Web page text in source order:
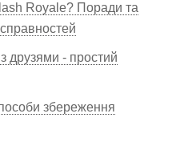
Royale? Поради та
друзями - простий
збереження